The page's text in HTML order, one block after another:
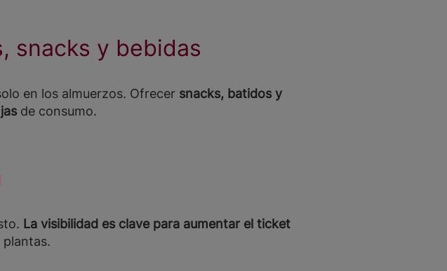
snacks y bebidas
en los almuerzos. Ofrecer snacks, batidos y
de consumo.
La visibilidad es clave para aumentar el ticket
plantas.